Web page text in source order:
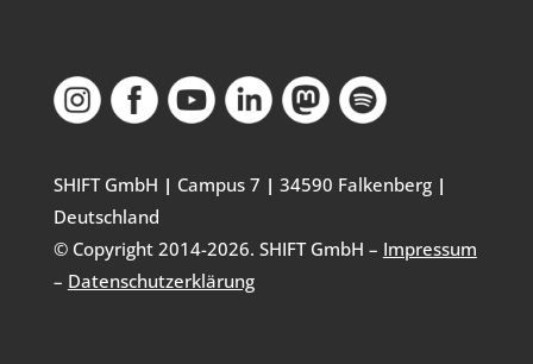
SHIFT GmbH | Campus 7 | 34590 Falkenberg |
Deutschland
© Copyright 2014-2026. SHIFT GmbH – Impressum
– Datenschutzerklärung